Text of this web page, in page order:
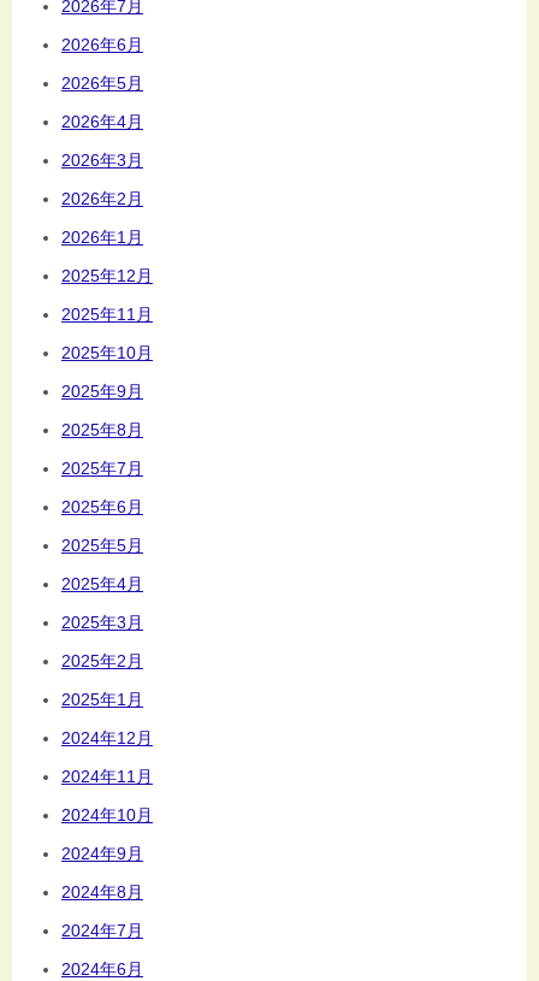
2026年7月
2026年6月
2026年5月
2026年4月
2026年3月
2026年2月
2026年1月
2025年12月
2025年11月
2025年10月
2025年9月
2025年8月
2025年7月
2025年6月
2025年5月
2025年4月
2025年3月
2025年2月
2025年1月
2024年12月
2024年11月
2024年10月
2024年9月
2024年8月
2024年7月
2024年6月